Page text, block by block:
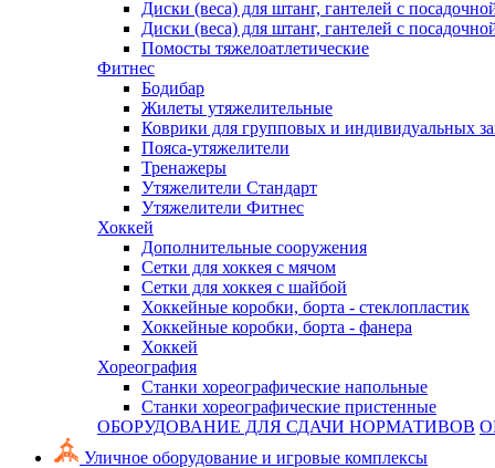
Диски (веса) для штанг, гантелей с
Диски (веса) для штанг, гантелей с
Помосты тяжелоатлетические
Фитнес
Бодибар
Жилеты утяжелительные
Коврики для групповых и индивидуальных
Пояса-утяжелители
Тренажеры
Утяжелители Стандарт
Утяжелители Фитнес
Хоккей
Дополнительные сооружения
Сетки для хоккея с мячом
Сетки для хоккея с шайбой
Хоккейные коробки, борта - стеклопластик
Хоккейные коробки, борта - фанера
Хоккей
Хореография
Станки хореографические напольные
Станки хореографические пристенные
ОБОРУДОВАНИЕ ДЛЯ СДАЧИ НОРМАТИВОВ
Уличное оборудование и игровые комплексы